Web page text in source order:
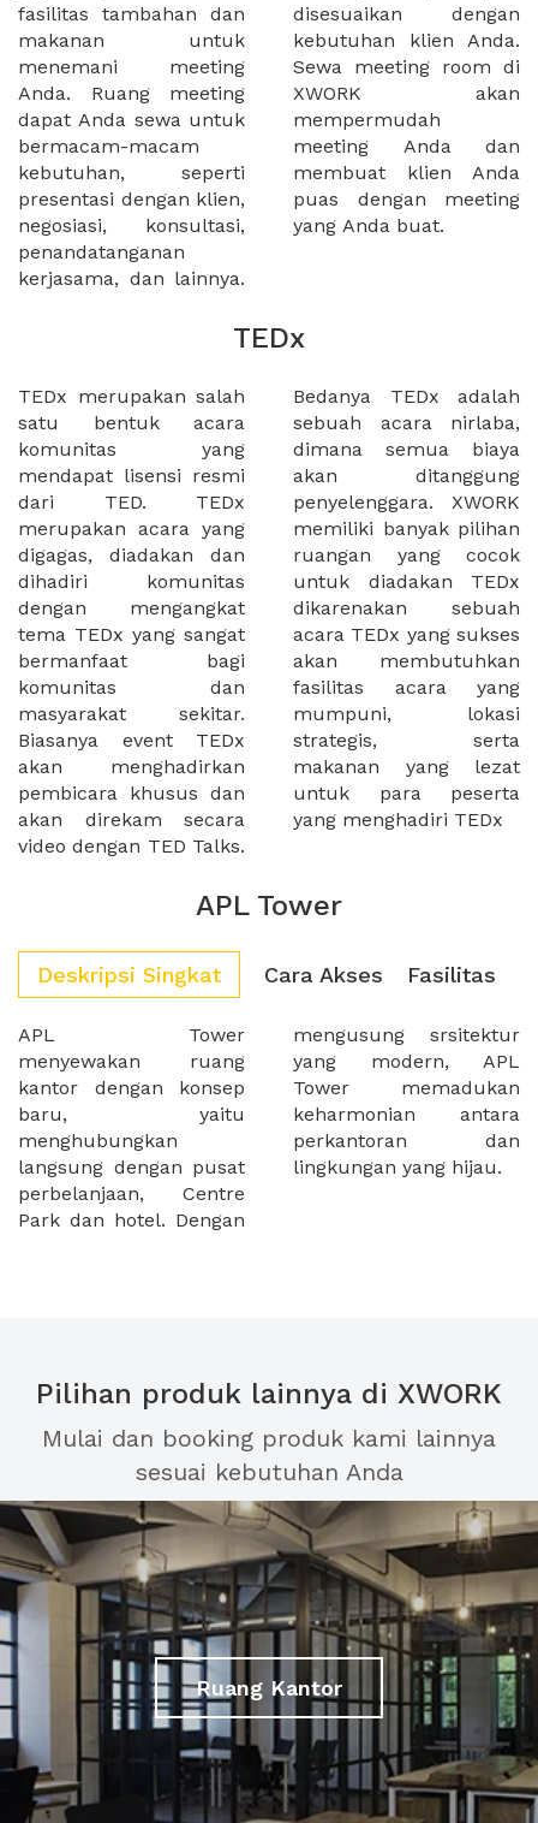
fasilitas tambahan dan
makanan untuk
menemani meeting
Anda. Ruang meeting
dapat Anda sewa untuk
bermacam-macam
kebutuhan, seperti
presentasi dengan klien,
negosiasi, konsultasi,
penandatanganan
kerjasama, dan lainnya.
disesuaikan dengan
kebutuhan klien Anda.
Sewa meeting room di
XWORK akan
mempermudah
meeting Anda dan
membuat klien Anda
puas dengan meeting
yang Anda buat.
TEDx
TEDx merupakan salah
satu bentuk acara
komunitas yang
mendapat lisensi resmi
dari TED. TEDx
merupakan acara yang
digagas, diadakan dan
dihadiri komunitas
dengan mengangkat
tema TEDx yang sangat
bermanfaat bagi
komunitas dan
masyarakat sekitar.
Biasanya event TEDx
akan menghadirkan
pembicara khusus dan
akan direkam secara
video dengan TED Talks.
Bedanya TEDx adalah
sebuah acara nirlaba,
dimana semua biaya
akan ditanggung
penyelenggara. XWORK
memiliki banyak pilihan
ruangan yang cocok
untuk diadakan TEDx
dikarenakan sebuah
acara TEDx yang sukses
akan membutuhkan
fasilitas acara yang
mumpuni, lokasi
strategis, serta
makanan yang lezat
untuk para peserta
yang menghadiri TEDx
APL Tower
Deskripsi Singkat Cara Akses Fasilitas
APL Tower
menyewakan ruang
kantor dengan konsep
baru, yaitu
menghubungkan
langsung dengan pusat
perbelanjaan, Centre
Park dan hotel. Dengan
mengusung srsitektur
yang modern, APL
Tower memadukan
keharmonian antara
perkantoran dan
lingkungan yang hijau.
Pilihan produk lainnya di XWORK
Mulai dan booking produk kami lainnya
sesuai kebutuhan Anda
Ruang Kantor